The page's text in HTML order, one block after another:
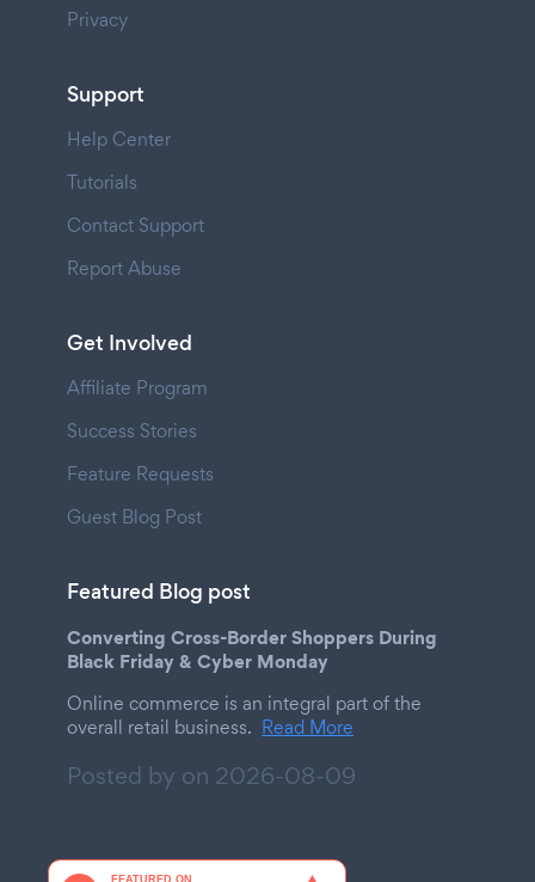
Privacy
Support
Help Center
Tutorials
Contact Support
Report Abuse
Get Involved
Affiliate Program
Success Stories
Feature Requests
Guest Blog Post
Featured Blog post
Converting Cross-Border Shoppers During
Black Friday & Cyber Monday
Online commerce is an integral part of the
overall retail business. Read More
Posted by on 2026-08-09